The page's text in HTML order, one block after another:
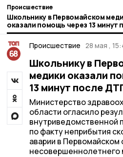
Происшествие
Школьнику в Первомайском
оказали помощь через 13 минут
ДТП
Происшествие 28 мая ,
Школьнику в
медики оказали
13 минут после
Министерство
области огласило
внутриведомственной
по факту неприбытия
аварии в Первомайском
несовершеннолетнего